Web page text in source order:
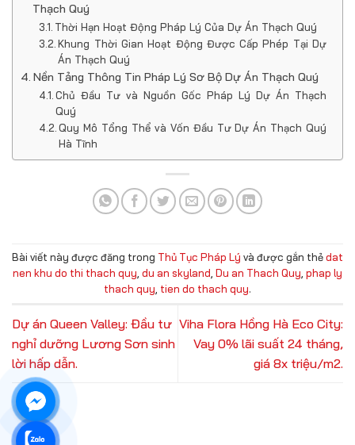
Thạch Quý
Thời Hạn Hoạt Động Pháp Lý Của Dự Án Thạch Quý
Khung Thời Gian Hoạt Động Được Cấp Phép Tại Dự
Án Thạch Quý
Nền Tảng Thông Tin Pháp Lý Sơ Bộ Dự Án Thạch Quý
Chủ Đầu Tư và Nguồn Gốc Pháp Lý Dự Án Thạch
Quý
Quy Mô Tổng Thể và Vốn Đầu Tư Dự Án Thạch Quý
Hà Tĩnh
Bài viết này được đăng trong Thủ Tục Pháp Lý và được gắn thẻdat
nen khu do thi thach quy, du an skyland, Du an Thach Quy, phap ly
thach quy, tien do thach quy.
Dự án Queen Valley: Đầu tư
nghỉ dưỡng Lương Sơn sinh
lời hấp dẫn.
Viha Flora Hồng Hà Eco City:
Vay 0% lãi suất 24 tháng,
giá 8x triệu/m2.